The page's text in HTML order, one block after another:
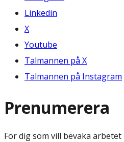
Linkedin
X
Youtube
Talmannen på X
Talmannen på Instagram
Prenumerera
För dig som vill bevaka